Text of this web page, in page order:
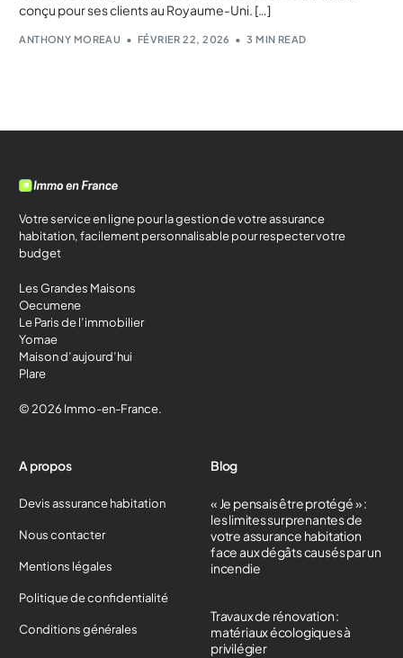
conçu pour ses clients au Royaume-Uni. […]
ANTHONY MOREAU FÉVRIER 22, 2026 3 MIN READ
Votre service en ligne pour la gestion de votre assurance
habitation, facilement personnalisable pour respecter votre
budget
Les Grandes Maisons
Oecumene
Le Paris de l’immobilier
Yomae
Maison d’aujourd’hui
Plare
© 2026 Immo-en-France.
A propos
Devis assurance habitation
Nous contacter
Mentions légales
Politique de confidentialité
Conditions générales
Blog
« Je pensais être protégé » :
les limites surprenantes de
votre assurance habitation
face aux dégâts causés par un
incendie
Travaux de rénovation :
matériaux écologiques à
privilégier